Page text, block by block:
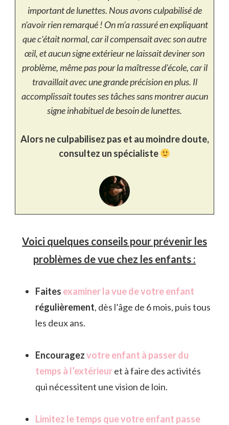
important de lunettes. Nous avons culpabilisé de
n’avoir rien remarqué ! On m’a rassuré en expliquant
que c’était normal, car il compensait avec son autre
œil, et aucun signe extérieur ne laissait deviner son
problème, même pas pour la maîtresse d’école, car il
travaillait avec une grande précision en plus. Il
accomplissait toutes ses tâches sans montrer aucun
signe inhabituel de besoin de lunettes.
Alors ne culpabilisez pas et au moindre doute,
consultez un spécialiste
Voici quelques conseils pour prévenir les
problèmes de vue chez les enfants :
Faites examiner la vue de votre enfant
régulièrement, dès l’âge de 6 mois, puis tous
les deux ans.
Encouragezvotre enfant à passer du
temps à l’extérieuret à faire des activités
qui nécessitent une vision de loin.
Limitez le temps que votre enfant passe